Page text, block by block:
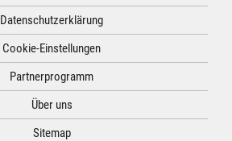
Datenschutzerklärung
Cookie-Einstellungen
Partnerprogramm
Über uns
Sitemap